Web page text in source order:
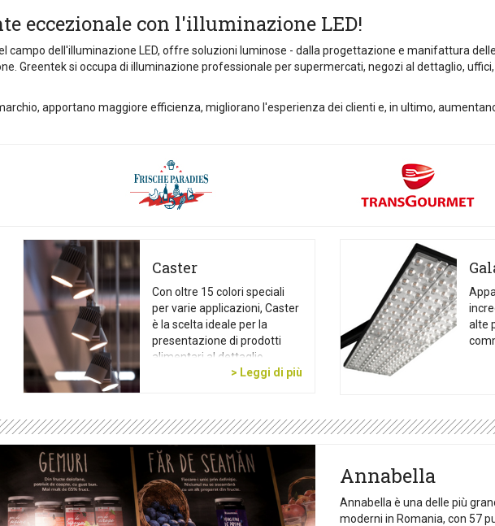
eccezionale con l'illuminazione LED!
campo dell'illuminazione LED, offre soluzioni luminose - dalla progettazione e manifattura
Greentek si occupa di illuminazione professionale per supermercati, negozi al dettaglio,
apportano maggiore efficienza, migliorano l'esperienza dei clienti e, in ultimo,
Caster
Con oltre 15 colori speciali
per varie applicazioni, Caster
è la scelta ideale per la
presentazione di prodotti
alimentari al dettaglio.
> Leggi di più
alte
Annabella
Annabella è una delle più
moderni in Romania, con 57